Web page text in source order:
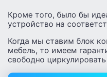
Кроме того, было бы
устройство на
Когда мы ставим блок
мебель, то имеем
свободно